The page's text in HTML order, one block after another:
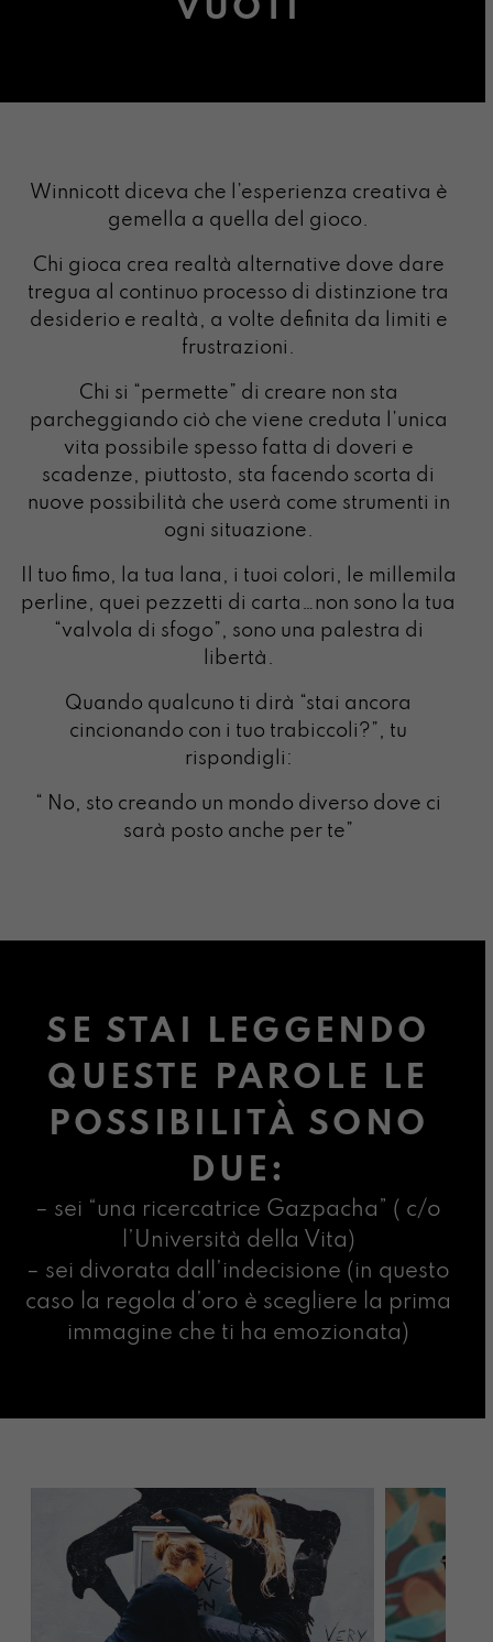
VUOTI
Winnicott diceva che l’esperienza creativa è
gemella a quella del gioco.
Chi gioca crea realtà alternative dove dare
tregua al continuo processo di distinzione tra
desiderio e realtà, a volte definita da limiti e
frustrazioni.
Chi si “permette” di creare non sta
parcheggiando ciò che viene creduta l’unica
vita possibile spesso fatta di doveri e
scadenze, piuttosto, sta facendo scorta di
nuove possibilità che userà come strumenti in
ogni situazione.
Il tuo fimo, la tua lana, i tuoi colori, le millemila
perline, quei pezzetti di carta…non sono la tua
“valvola di sfogo”, sono una palestra di
libertà.
Quando qualcuno ti dirà “stai ancora
cincionando con i tuo trabiccoli?”, tu
rispondigli:
“ No, sto creando un mondo diverso dove ci
sarà posto anche per te”
SE STAI LEGGENDO
QUESTE PAROLE LE
POSSIBILITÀ SONO
DUE:
– sei “una ricercatrice Gazpacha” ( c/o
l’Università della Vita)
– sei divorata dall’indecisione (in questo
caso la regola d’oro è scegliere la prima
immagine che ti ha emozionata)